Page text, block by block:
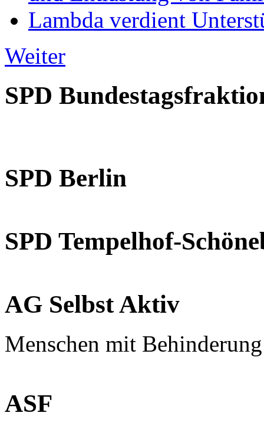
Lambda verdient
Weiter
SPD
SPD Berlin
SPD Tempelhof-
AG Selbst Aktiv
Menschen mit
ASF